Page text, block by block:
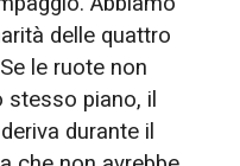
delle quattro
le ruote non
piano, il
durante il